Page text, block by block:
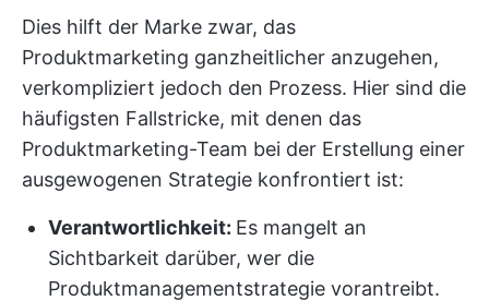
Dies hilft der Marke zwar, das
Produktmarketing ganzheitlicher anzugehen,
verkompliziert jedoch den Prozess. Hier sind die
häufigsten Fallstricke, mit denen das
Produktmarketing-Team bei der Erstellung einer
ausgewogenen Strategie konfrontiert ist:
Verantwortlichkeit: Es mangelt an
Sichtbarkeit darüber, wer die
Produktmanagementstrategie vorantreibt.